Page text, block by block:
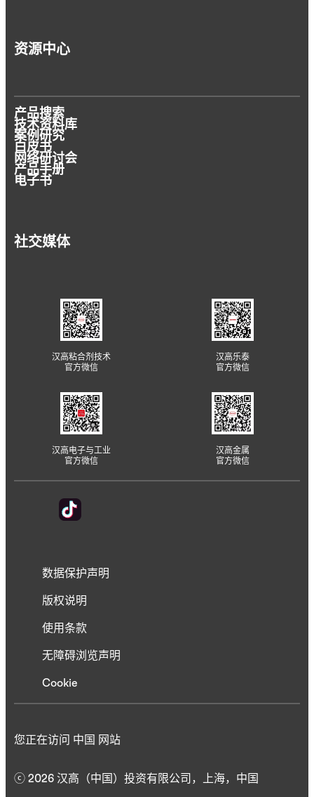
资源中心
产品搜索
技术资料库
案例研究
白皮书
网络研讨会
产品手册
电子书
社交媒体
汉高粘合剂技术
官方微信
汉高乐泰
官方微信
汉高电子与工业
官方微信
汉高金属
官方微信
数据保护声明
版权说明
使用条款
无障碍浏览声明
Cookie
ⓒ 2026 汉高（中国）投资有限公司，上海，中国
您正在访问 中国 网站